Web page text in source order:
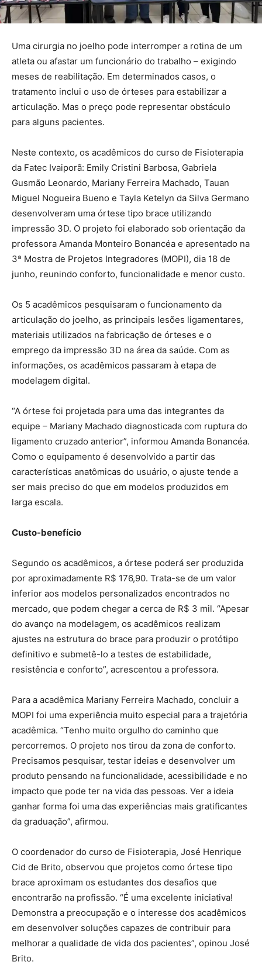
Uma cirurgia no joelho pode interromper a rotina de um
atleta ou afastar um funcionário do trabalho – exigindo
meses de reabilitação. Em determinados casos, o
tratamento inclui o uso de órteses para estabilizar a
articulação. Mas o preço pode representar obstáculo
para alguns pacientes.
Neste contexto, os acadêmicos do curso de Fisioterapia
da Fatec Ivaiporã: Emily Cristini Barbosa, Gabriela
Gusmão Leonardo, Mariany Ferreira Machado, Tauan
Miguel Nogueira Bueno e Tayla Ketelyn da Silva Germano
desenvolveram uma órtese tipo brace utilizando
impressão 3D. O projeto foi elaborado sob orientação da
professora Amanda Monteiro Bonancéa e apresentado na
3ª Mostra de Projetos Integradores (MOPI), dia 18 de
junho, reunindo conforto, funcionalidade e menor custo.
Os 5 acadêmicos pesquisaram o funcionamento da
articulação do joelho, as principais lesões ligamentares,
materiais utilizados na fabricação de órteses e o
emprego da impressão 3D na área da saúde. Com as
informações, os acadêmicos passaram à etapa de
modelagem digital.
“A órtese foi projetada para uma das integrantes da
equipe – Mariany Machado diagnosticada com ruptura do
ligamento cruzado anterior”, informou Amanda Bonancéa.
Como o equipamento é desenvolvido a partir das
características anatômicas do usuário, o ajuste tende a
ser mais preciso do que em modelos produzidos em
larga escala.
Custo-benefício
Segundo os acadêmicos, a órtese poderá ser produzida
por aproximadamente R$ 176,90. Trata-se de um valor
inferior aos modelos personalizados encontrados no
mercado, que podem chegar a cerca de R$ 3 mil. “Apesar
do avanço na modelagem, os acadêmicos realizam
ajustes na estrutura do brace para produzir o protótipo
definitivo e submetê-lo a testes de estabilidade,
resistência e conforto”, acrescentou a professora.
Para a acadêmica Mariany Ferreira Machado, concluir a
MOPI foi uma experiência muito especial para a trajetória
acadêmica. “Tenho muito orgulho do caminho que
percorremos. O projeto nos tirou da zona de conforto.
Precisamos pesquisar, testar ideias e desenvolver um
produto pensando na funcionalidade, acessibilidade e no
impacto que pode ter na vida das pessoas. Ver a ideia
ganhar forma foi uma das experiências mais gratificantes
da graduação”, afirmou.
O coordenador do curso de Fisioterapia, José Henrique
Cid de Brito, observou que projetos como órtese tipo
brace aproximam os estudantes dos desafios que
encontrarão na profissão. “É uma excelente iniciativa!
Demonstra a preocupação e o interesse dos acadêmicos
em desenvolver soluções capazes de contribuir para
melhorar a qualidade de vida dos pacientes”, opinou José
Brito.